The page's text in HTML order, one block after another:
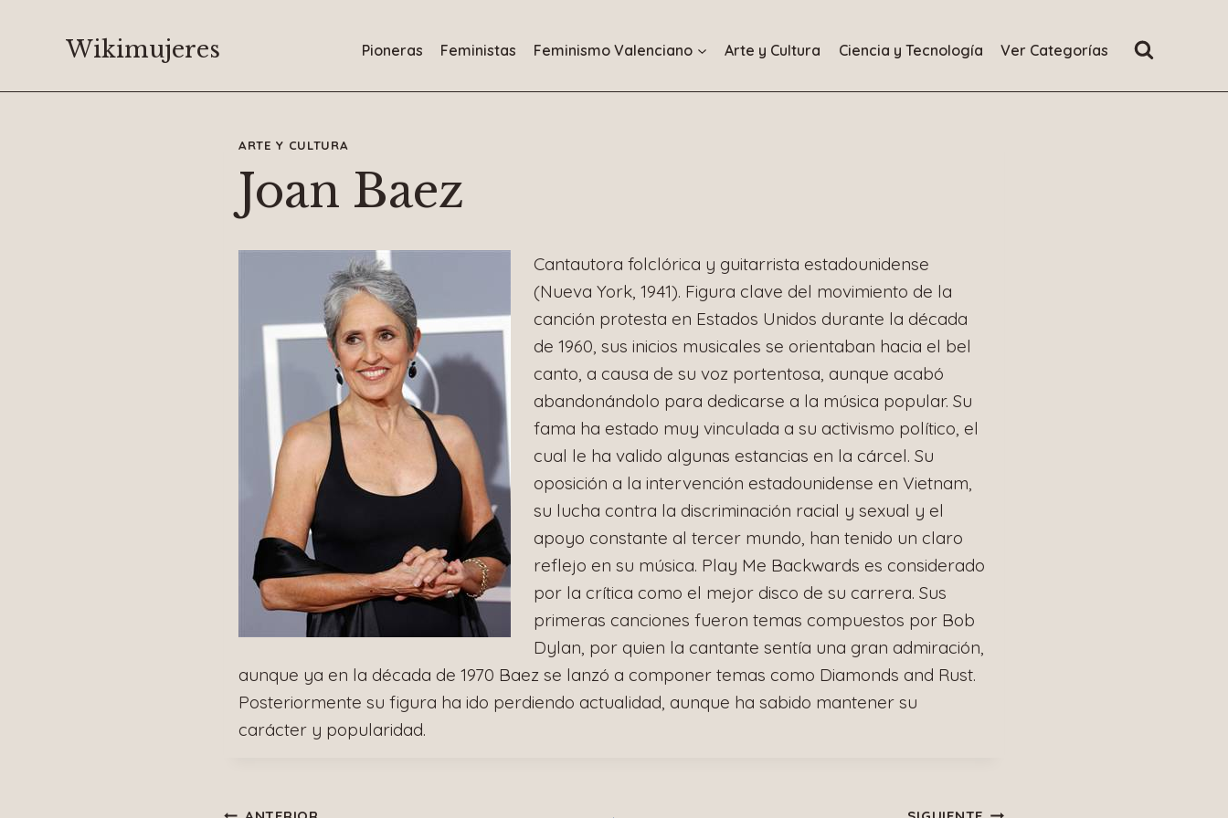
Wikimujeres Pioneras Feministas Feminismo Valenciano Arte y Cultura Ciencia y Tecnología Ver Categorías
ARTE Y CULTURA
Joan Baez
Cantautora folclórica y guitarrista estadounidense
(Nueva York, 1941). Figura clave del movimiento de la
canción protesta en Estados Unidos durante la década
de 1960, sus inicios musicales se orientaban hacia el bel
canto, a causa de su voz portentosa, aunque acabó
abandonándolo para dedicarse a la música popular. Su
fama ha estado muy vinculada a su activismo político, el
cual le ha valido algunas estancias en la cárcel. Su
oposición a la intervención estadounidense en Vietnam,
su lucha contra la discriminación racial y sexual y el
apoyo constante al tercer mundo, han tenido un claro
reflejo en su música. Play Me Backwards es considerado
por la crítica como el mejor disco de su carrera. Sus
primeras canciones fueron temas compuestos por Bob
Dylan, por quien la cantante sentía una gran admiración,
aunque ya en la década de 1970 Baez se lanzó a componer temas como Diamonds and Rust.
Posteriormente su figura ha ido perdiendo actualidad, aunque ha sabido mantener su
carácter y popularidad.